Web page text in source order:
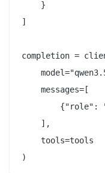
    }
]
completion =
    messages=[
{"role":
    ],
    tools=tools